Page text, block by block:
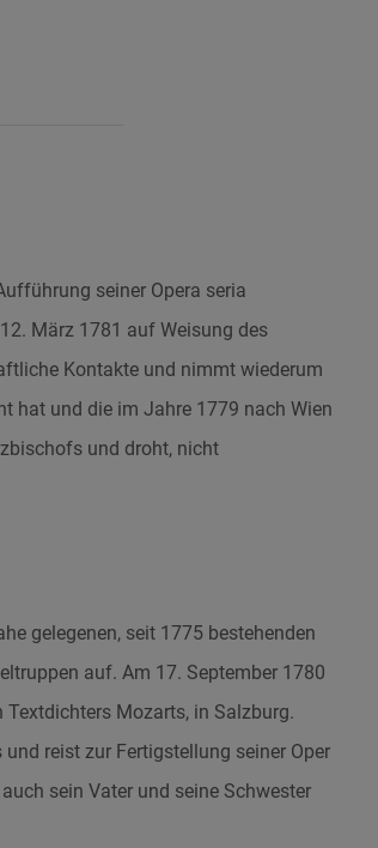
seiner Opera seria
März 1781 auf Weisung des
Kontakte und nimmt wiederum
hat und die im Jahre 1779 nach Wien
und droht, nicht
gelegenen, seit 1775 bestehenden
auf. Am 17. September 1780
Mozarts, in Salzburg.
reist zur Fertigstellung seiner Oper
sein Vater und seine Schwester